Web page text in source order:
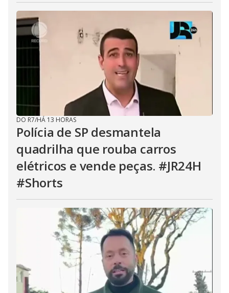
DO R7/HÁ 13 HORAS
Polícia de SP desmantela
quadrilha que rouba carros
elétricos e vende peças. #JR24H
#Shorts